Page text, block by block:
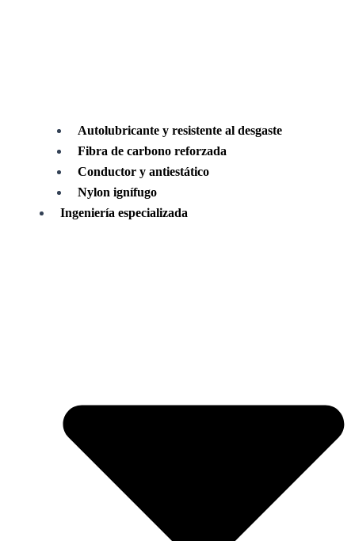
Autolubricante y resistente al desgaste
Fibra de carbono reforzada
Conductor y antiestático
Nylon ignífugo
Ingeniería especializada